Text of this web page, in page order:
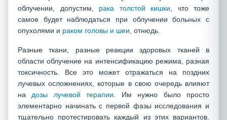
облучении, допустим, рака толстой кишки , что тоже
самое будет наблюдаться при облучении больных с
опухолями и раком головы и шеи , отнюдь.
Разные ткани, разные реакции здоровых тканей в
области облучение на интенсификацию режима, разная
токсичность. Все это может отражаться на поздних
лучевых осложнениях, которые в свою очередь влияют
на дозы лучевой терапии . Им нужно было просто
элементарно начинать с первой фазы исследования и
тщательно протестировать каждый из этих вариантов.